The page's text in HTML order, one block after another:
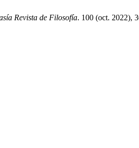
Revista de Filosofía. 100 (oct. 2022),